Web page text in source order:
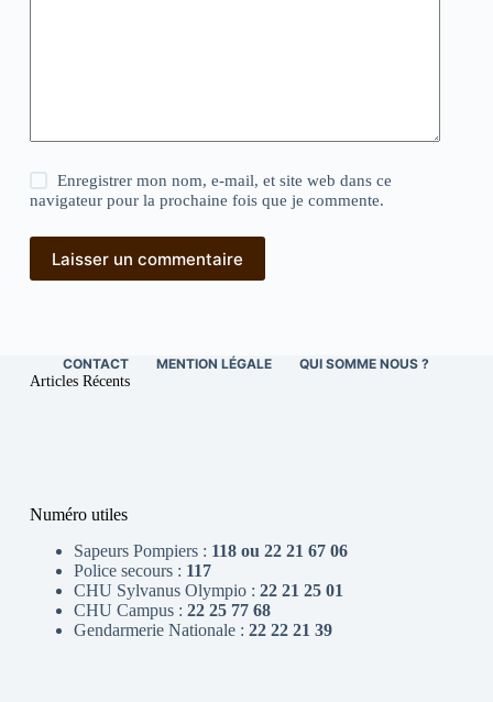
Enregistrer mon nom, e-mail, et site web dans ce
navigateur pour la prochaine fois que je commente.
Laisser un commentaire
CONTACT MENTION LÉGALE QUI SOMME NOUS ?
Articles Récents
Numéro utiles
Sapeurs Pompiers : 118 ou 22 21 67 06
Police secours : 117
CHU Sylvanus Olympio : 22 21 25 01
CHU Campus : 22 25 77 68
Gendarmerie Nationale : 22 22 21 39